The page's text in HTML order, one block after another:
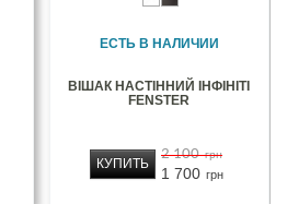
ЕСТЬ В НАЛИЧИИ
ВІШАК НАСТІННИЙ ІНФІНІТІ
FENSTER
2 100 грн
1 700 грн
КУПИТЬ